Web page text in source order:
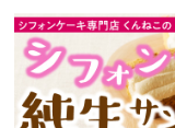
ば、豊岡は世界で
合せて目指す都市